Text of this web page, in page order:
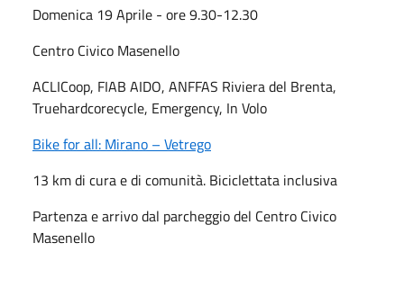
Domenica 19 Aprile - ore 9.30-12.30
Centro Civico Masenello
ACLICoop, FIAB AIDO, ANFFAS Riviera del Brenta,
Truehardcorecycle, Emergency, In Volo
Bike for all: Mirano – Vetrego
13 km di cura e di comunità. Biciclettata inclusiva
Partenza e arrivo dal parcheggio del Centro Civico
Masenello